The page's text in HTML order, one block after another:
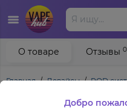
Главная Девайсы POD
О товаре Отзывы 0
Добро